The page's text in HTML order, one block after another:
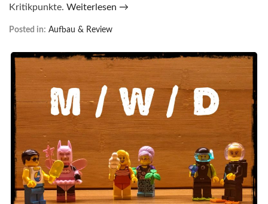
Kritikpunkte. Weiterlesen →
Posted in: Aufbau & Review